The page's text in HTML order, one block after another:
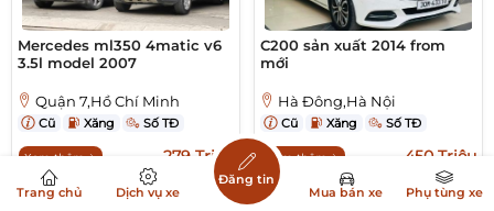
Mercedes ml350 4matic v6
3.5l model 2007
Quận 7,Hồ Chí Minh
Cũ Xăng Số TĐ
Xem thêm 279 Triệu
C200 sản xuất 2014 from
mới
Hà Đông,Hà Nội
Cũ Xăng Số TĐ
Xem thêm 450 Triệu
Trang chủ Dịch vụ xe
Đăng tin
Mua bán xe
Phụ tùng xe